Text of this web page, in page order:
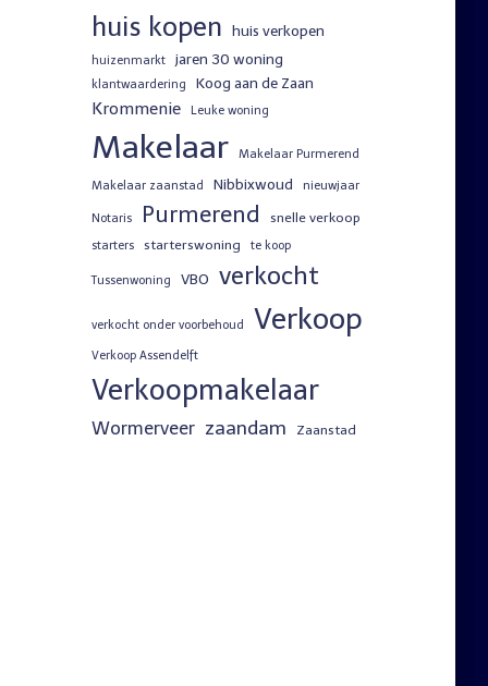
huis kopen huis verkopen
huizenmarkt jaren 30 woning
klantwaardering Koog aan de Zaan
Krommenie Leuke woning
Makelaar Makelaar Purmerend
Makelaar zaanstad Nibbixwoud nieuwjaar
Notaris Purmerend snelle verkoop
starters starterswoning te koop
Tussenwoning VBO verkocht
verkocht onder voorbehoud Verkoop
Verkoop Assendelft
Verkoopmakelaar
Wormerveer zaandam Zaanstad